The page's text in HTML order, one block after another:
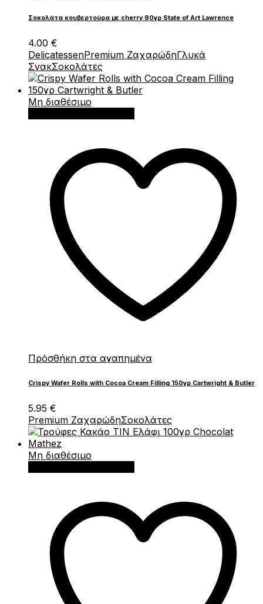
Σοκολάτα κουβερτούρα με cherry 80γρ State of Art Lawrence
4.00 €
DelicatessenPremium ΖαχαρώδηΓλυκά
ΣνακΣοκολάτες
Μη διαθέσιμο
Πρόσθήκη στα αγαπημένα
Crispy Wafer Rolls with Cocoa Cream Filling 150γρ Cartwright & Butler
5.95 €
Premium ΖαχαρώδηΣοκολάτες
Μη διαθέσιμο